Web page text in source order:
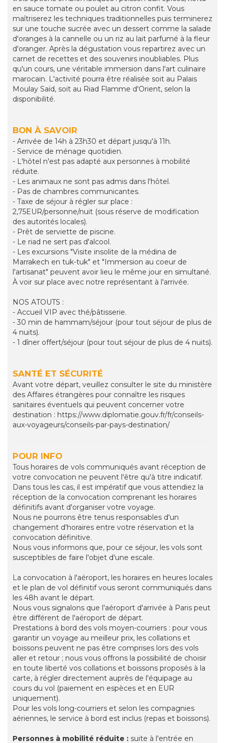
en sauce tomate ou poulet au citron confit. Vous
maîtriserez les techniques traditionnelles puis terminerez
sur une touche sucrée avec un dessert comme la salade
d'oranges à la cannelle ou un riz au lait parfumé à la fleur
d'oranger. Après la dégustation vous repartirez avec un
carnet de recettes et des souvenirs inoubliables. Plus
qu'un cours, une véritable immersion dans l'art culinaire
marocain. L'activité pourra être réalisée soit au Palais
Moulay Saïd, soit au Riad Flamme d'Orient, selon la
disponibilité.
BON À SAVOIR
- Arrivée de 14h à 23h30 et départ jusqu'à 11h.
- Service de ménage quotidien.
- L'hôtel n'est pas adapté aux personnes à mobilité
réduite.
- Les animaux ne sont pas admis dans l'hôtel.
- Pas de chambres communicantes.
- Taxe de séjour à régler sur place :
2,75EUR/personne/nuit (sous réserve de modification
des autorités locales).
- Prêt de serviette de piscine.
- Le riad ne sert pas d'alcool.
- Les excursions "Visite insolite de la médina de
Marrakech en tuk-tuk" et "Immersion au coeur de
l'artisanat" peuvent avoir lieu le même jour en simultané.
À voir sur place avec notre représentant à l'arrivée.
NOS ATOUTS :
- Accueil VIP avec thé/pâtisserie.
- 30 min de hammam/séjour (pour tout séjour de plus de
4 nuits).
- 1 dîner offert/séjour (pour tout séjour de plus de 4 nuits).
SANTÉ ET SÉCURITÉ
Avant votre départ, veuillez consulter le site du ministère
des Affaires étrangères pour connaître les risques
sanitaires éventuels qui peuvent concerner votre
destination : https://www.diplomatie.gouv.fr/fr/conseils-
aux-voyageurs/conseils-par-pays-destination/
POUR INFO
Tous horaires de vols communiqués avant réception de
votre convocation ne peuvent l'être qu'à titre indicatif.
Dans tous les cas, il est impératif que vous attendiez la
réception de la convocation comprenant les horaires
définitifs avant d'organiser votre voyage.
Nous ne pourrons être tenus responsables d'un
changement d'horaires entre votre réservation et la
convocation définitive.
Nous vous informons que, pour ce séjour, les vols sont
susceptibles de faire l'objet d'une escale.
La convocation à l'aéroport, les horaires en heures locales
et le plan de vol définitif vous seront communiqués dans
les 48h avant le départ.
Nous vous signalons que l'aéroport d'arrivée à Paris peut
être différent de l'aéroport de départ.
Prestations à bord des vols moyen-courriers : pour vous
garantir un voyage au meilleur prix, les collations et
boissons peuvent ne pas être comprises lors des vols
aller et retour ; nous vous offrons la possibilité de choisir
en toute liberté vos collations et boissons proposés à la
carte, à régler directement auprès de l'équipage au
cours du vol (paiement en espèces et en EUR
uniquement).
Pour les vols long-courriers et selon les compagnies
aériennes, le service à bord est inclus (repas et boissons).
Personnes à mobilité réduite : suite à l'entrée en